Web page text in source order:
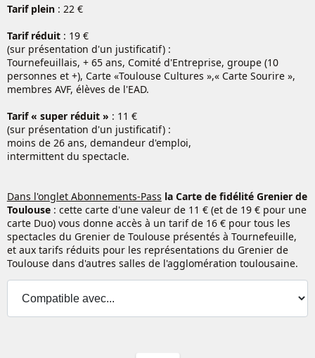
Tarif plein: 22 €
Tarif réduit: 19 €
(sur présentation d'un justificatif) :
Tournefeuillais, + 65 ans, Comité d'Entreprise, groupe (10
personnes et +), Carte «Toulouse Cultures »,« Carte Sourire »,
membres AVF, élèves de l'EAD.
Tarif « super réduit » : 11 €
(sur présentation d'un justificatif) :
moins de 26 ans, demandeur d'emploi,
intermittent du spectacle.
Dans l'onglet Abonnements-Pass la Carte de fidélité Grenier de
Toulouse: cette carte d'une valeur de 11 € (et de 19 € pour une
carte Duo) vous donne accès à un tarif de 16 € pour tous les
spectacles du Grenier de Toulouse présentés à Tournefeuille,
et aux tarifs réduits pour les représentations du Grenier de
Toulouse dans d'autres salles de l'agglomération toulousaine.